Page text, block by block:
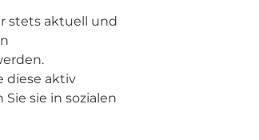
stets aktuell und
diese aktiv
sie in sozialen